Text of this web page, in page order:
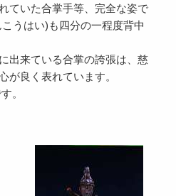
ていた合掌手等、完全な姿で
うはい)も四分の一程度背中
出来ている合掌の誇張は、慈
が良く表れています。
。